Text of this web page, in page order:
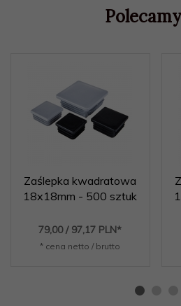
Polecamy
Zaślepka kwadratowa
18x18mm - 500 sztuk
79,00 / 97,17 PLN*
* cena netto / brutto